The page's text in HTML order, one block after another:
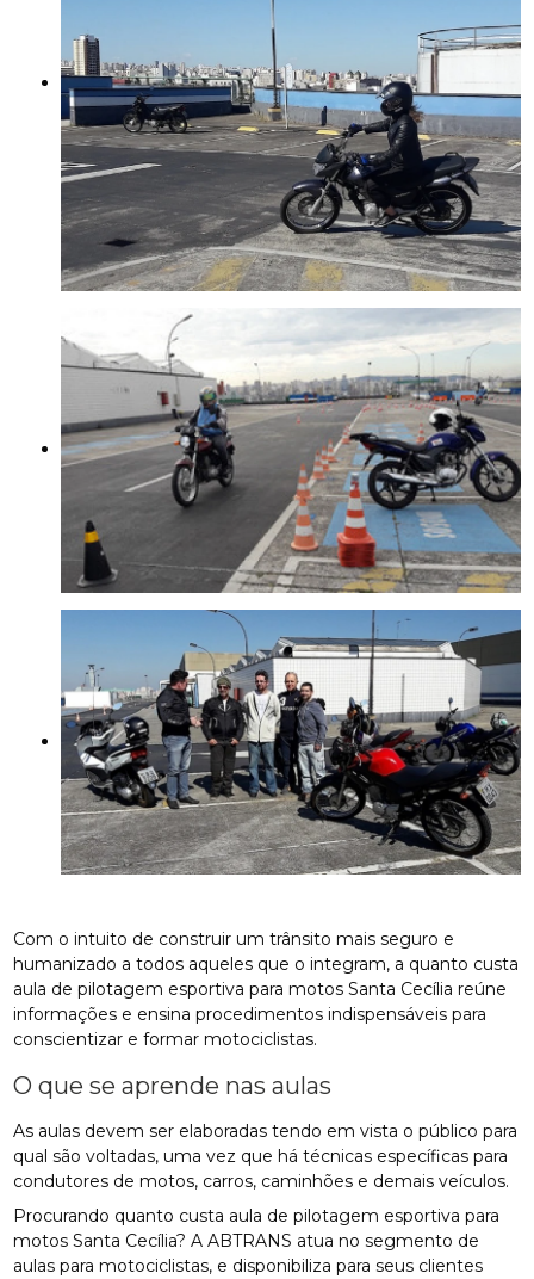
Com o intuito de construir um trânsito mais seguro e
humanizado a todos aqueles que o integram, a quanto custa
aula de pilotagem esportiva para motos Santa Cecília reúne
informações e ensina procedimentos indispensáveis para
conscientizar e formar motociclistas.
O que se aprende nas aulas
As aulas devem ser elaboradas tendo em vista o público para
qual são voltadas, uma vez que há técnicas específicas para
condutores de motos, carros, caminhões e demais veículos.
Procurando quanto custa aula de pilotagem esportiva para
motos Santa Cecília? A ABTRANS atua no segmento de
aulas para motociclistas, e disponibiliza para seus clientes